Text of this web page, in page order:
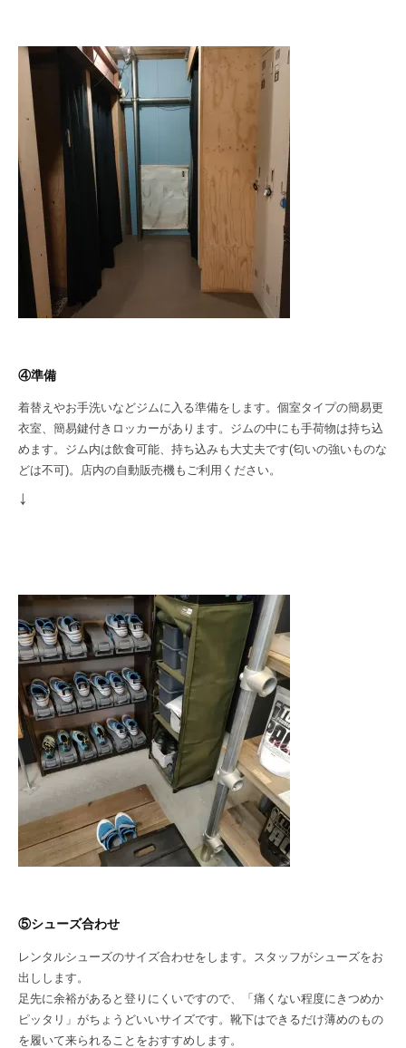
④準備
着替えやお手洗いなどジムに入る準備をします。個室タイプの簡易更
衣室、簡易鍵付きロッカーがあります。ジムの中にも手荷物は持ち込
めます。ジム内は飲食可能、持ち込みも大丈夫です(匂いの強いものな
どは不可)。店内の自動販売機もご利用ください。
↓
⑤シューズ合わせ
レンタルシューズのサイズ合わせをします。スタッフがシューズをお
出しします。
足先に余裕があると登りにくいですので、「痛くない程度にきつめか
ピッタリ」がちょうどいいサイズです。靴下はできるだけ薄めのもの
を履いて来られることをおすすめします。